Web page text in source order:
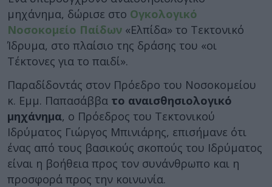
μηχάνημα, δώρισε στο Ογκολογικό
Νοσοκομείο Παίδων «Ελπίδα» το Τεκτονικό
Ίδρυμα, στο πλαίσιο της δράσης του «οι
Τέκτονες για το παιδί».
Παραδίδοντάς στον Πρόεδρο του Νοσοκομείου
κ. Εμμ. Παπασάββα το αναισθησιολογικό
μηχάνημα, ο Πρόεδρος του Τεκτονικού
Ιδρύματος Γιώργος Μπινιάρης, επισήμανε ότι
ένας από τους βασικούς σκοπούς του Ιδρύματος
είναι η βοήθεια προς τον συνάνθρωπο και η
προσφορά προς την κοινωνία.